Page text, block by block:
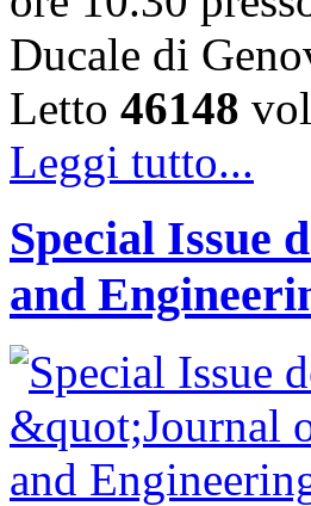
Ducale di
Letto 46148
Leggi tutto...
Special Issue
and